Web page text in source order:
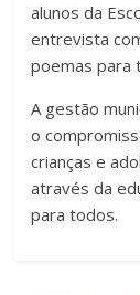
alunos da
entrevista
poemas para
A gestão
o
crianças e
através da
para todos.